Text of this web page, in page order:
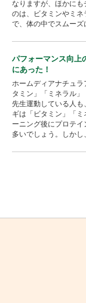
なりますが、ほかに
のは、ビタミンやミネ
で、体の中でスムー
パフォーマンス向上
にあった！
ホームディアナチュ
タミン」「ミネラル
先生運動している人
ギは「ビタミン」「
ーニング後にプロテ
多いでしょう。しか